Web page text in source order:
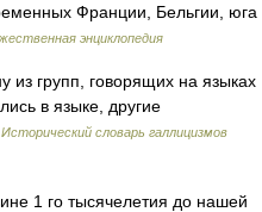
Франции, Бельгии, юга
энциклопедия
групп, говорящих на языках
в языке, другие
Исторический словарь галлицизмов
1 го тысячелетия до нашей